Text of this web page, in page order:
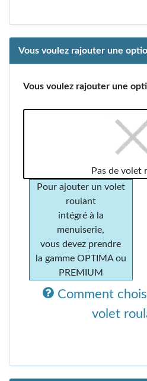
Vous voulez rajouter une
Vous voulez rajouter une
Pas de volet
Pour ajouter un volet
roulant
intégré à la
menuiserie,
vous devez prendre
la gamme OPTIMA ou
PREMIUM
Comment
volet